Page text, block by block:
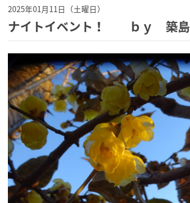
2025年01月11日（土曜日）
ナイトイベント！ ｂｙ 築島